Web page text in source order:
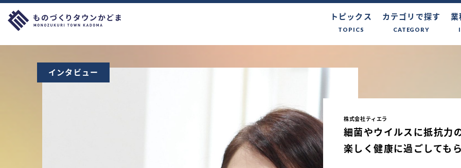
トピックス
TOPICS
カテゴリで探す
CATEGORY
業
インタビュー
株式会社ティエラ
細菌やウイルスに抵抗力
楽しく健康に過ごしても